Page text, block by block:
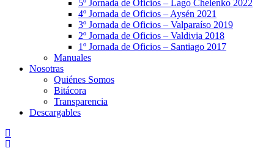
5º Jornada de Oficios – Lago Chelenko 2022
4º Jornada de Oficios – Aysén 2021
3º Jornada de Oficios – Valparaíso 2019
2º Jornada de Oficios – Valdivia 2018
1º Jornada de Oficios – Santiago 2017
Manuales
Nosotras
Quiénes Somos
Bitácora
Transparencia
Descargables